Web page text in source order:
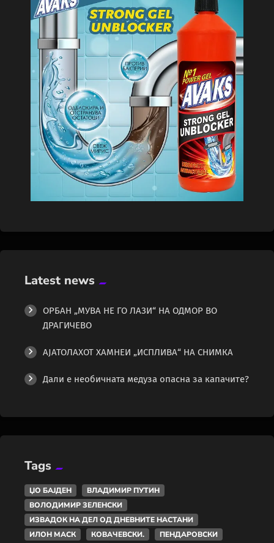
Latest news
ОРБАН „МУВА НЕ ГО ЛАЗИ“ НА ОДМОР ВО
ДРАГИЧЕВО
АЈАТОЛАХОТ ХАМНЕИ „ИСПЛИВА“ НА СНИМКА
Дали е необичната медуза опасна за капачите?
Tags
ЏО БАЈДЕН
ВЛАДИМИР ПУТИН
ВОЛОДИМИР ЗЕЛЕНСКИ
ИЗВАДОК НА ДЕЛ ОД ДНЕВНИТЕ НАСТАНИ
ИЛОН МАСК
КОВАЧЕВСКИ.
ПЕНДАРОВСКИ